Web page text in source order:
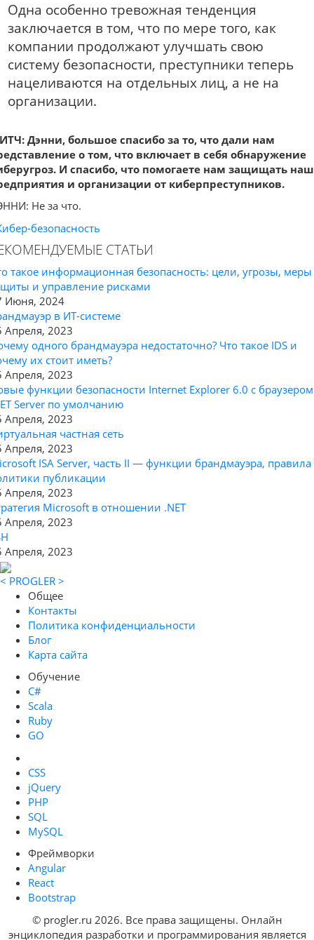
Одна особенно тревожная тенденция
заключается в том, что по мере того, как
компании продолжают улучшать свою
систему безопасности, преступники теперь
нацеливаются на отдельных лиц, а не на
организации.
Дэнни, большое спасибо за то, что дали нам
о том, что включает в себя обнаружение
И спасибо, что помогаете нам защищать
и организации от киберпреступников.
Не за что.
безопасность
СТАТЬИ
такое информационная безопасность: цели, угрозы, меры
и управление рисками
Июня, 2024
в ИТ-системе
Апреля, 2023
одного брандмауэра недостаточно? Что такое IDS и
их стоит иметь?
Апреля, 2023
функции безопасности Internet Explorer 6.0 с браузером
Server по умолчанию
Апреля, 2023
частная сеть
Апреля, 2023
ISA Server, часть II — функции брандмауэра, правила
публикации
Апреля, 2023
Microsoft в отношении .NET
Апреля, 2023
Апреля, 2023
< PROGLER >
Общее
Контакты
Политика конфиденциальности
Блог
Карта сайта
Обучение
C#
Scala
Ruby
GO
CSS
jQuery
PHP
SQL
MySQL
Фреймворки
Angular
React
Bootstrap
© progler.ru 2026. Все права защищены. Онлайн
энциклопедия разработки и программирования является